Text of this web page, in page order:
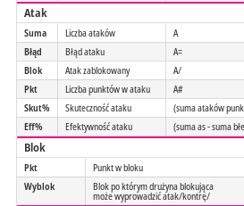
Atak
Suma Liczba ataków
A
Błąd
Błąd ataku
A=
Blok
Atak zablokowany
A/
Pkt
Liczba punktów w ataku
A#
Skut%
Skuteczność ataku
(suma ataków
Eff%
Efektywność ataku (suma as - suma
Blok
Pkt Punkt w bloku
Wyblok
Blok po którym drużyna blokująca
może wyprowadzić atak/kontrę/